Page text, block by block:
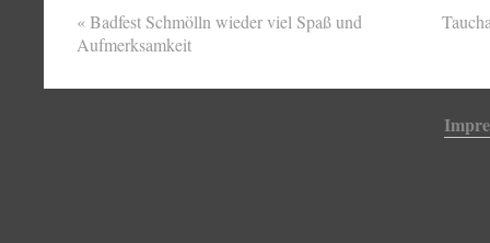
«Badfest Schmölln wieder viel Spaß und
Aufmerksamkeit